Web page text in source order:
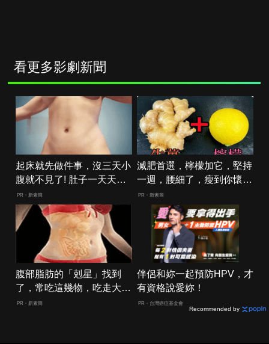
看更多影劇新聞
起床就先做件事，沒三天小
腹就不見了! 肚子一天天變
小！
PR・新素簡
減肥首選，檸檬加它，堅持
一週，腰細了，瘦到你懷疑
人生
PR・新素簡
腹部脂肪的「剋星」找到
了，常吃這幾物，吃走大肚
囊，瘦出小蠻腰
PR・新素簡
伴侶和妳一起預防HPV，才
有資格說愛妳！
PR・台灣癌症基金會
Recommended by